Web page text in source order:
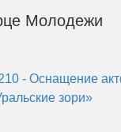
Молодежи